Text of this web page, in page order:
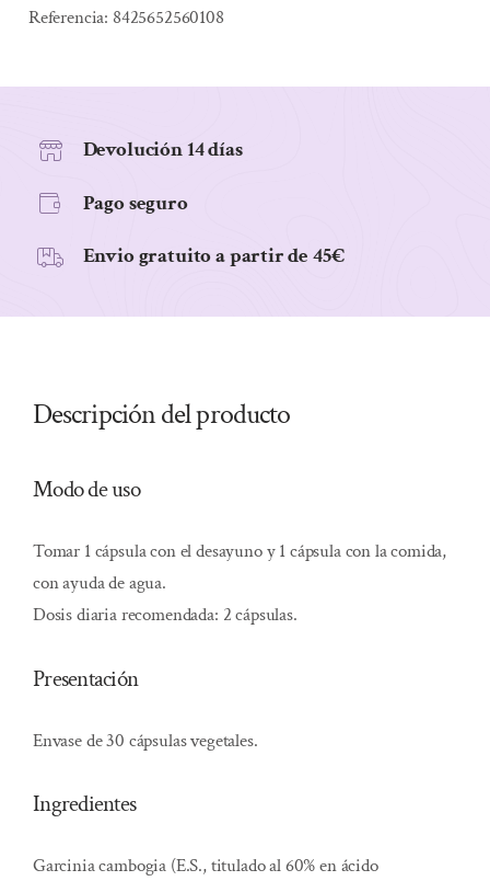
30
Referencia: 8425652560108
Devolución 14 días
Pago seguro
Envio gratuito a partir de 45€
Descripción del producto
Modo de uso
Tomar 1 cápsula con el desayuno y 1 cápsula con la comida,
con ayuda de agua.
Dosis diaria recomendada: 2 cápsulas.
Presentación
Envase de 30 cápsulas vegetales.
Ingredientes
Garcinia cambogia (E.S., titulado al 60% en ácido